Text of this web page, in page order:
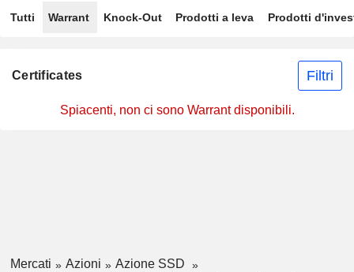
Tutti Warrant Knock-Out Prodotti a leva Prodotti
Certificates Filtri
Spiacenti, non ci sono Warrant disponibili.
Mercati Azioni
Azione SSD